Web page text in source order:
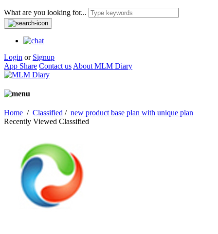
What are you looking for...
Login or Signup
App Share Contact us About MLM Diary
Home / Classified / new product base plan with unique plan
Recently Viewed Classified